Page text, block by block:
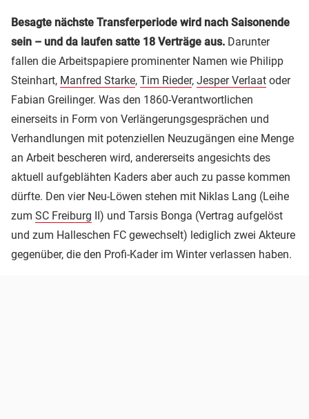
Besagte nächste Transferperiode wird nach Saisonende
sein – und da laufen satte 18 Verträge aus. Darunter
fallen die Arbeitspapiere prominenter Namen wie Philipp
Steinhart, Manfred Starke, Tim Rieder, Jesper Verlaat oder
Fabian Greilinger. Was den 1860-Verantwortlichen
einerseits in Form von Verlängerungsgesprächen und
Verhandlungen mit potenziellen Neuzugängen eine Menge
an Arbeit bescheren wird, andererseits angesichts des
aktuell aufgeblähten Kaders aber auch zu passe kommen
dürfte. Den vier Neu-Löwen stehen mit Niklas Lang (Leihe
zum SC Freiburg II) und Tarsis Bonga (Vertrag aufgelöst
und zum Halleschen FC gewechselt) lediglich zwei Akteure
gegenüber, die den Profi-Kader im Winter verlassen haben.